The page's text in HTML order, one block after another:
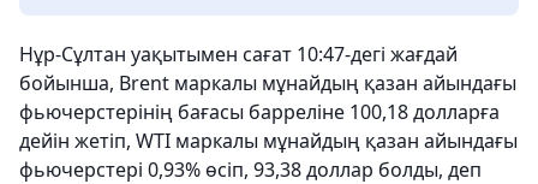
Нұр-Сұлтан уақытымен сағат 10:47-дегі жағдай
бойынша, Brent маркалы мұнайдың қазан айындағы
фьючерстерінің бағасы барреліне 100,18 долларға
дейін жетіп, WTI маркалы мұнайдың қазан айындағы
фьючерстері 0,93% өсіп, 93,38 доллар болды, деп